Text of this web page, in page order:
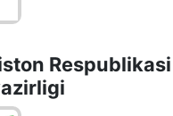
Respublikasi